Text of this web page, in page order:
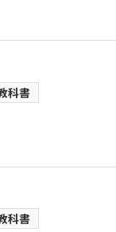
科書
科書